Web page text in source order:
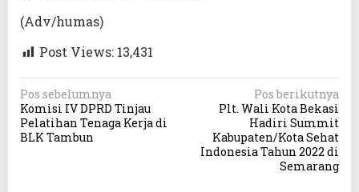
(Adv/humas)
Post Views: 13,431
N
a
v
Pos sebelumnya
Komisi IV DPRD Tinjau
Pelatihan Tenaga Kerja di
BLK Tambun
Pos berikutnya
Plt. Wali Kota Bekasi
Hadiri Summit
Kabupaten/Kota Sehat
Indonesia Tahun 2022 di
Semarang